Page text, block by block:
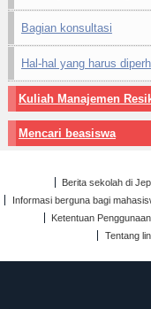
Bagian konsultasi
Hal-hal yang harus
Kuliah Manajemen
Mencari beasiswa
Berita sekolah di
Informasi berguna bagi
Ketentuan Penggunaan
Tentang